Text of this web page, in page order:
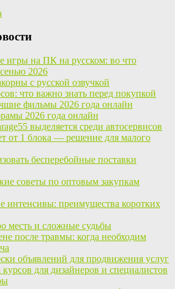
игры на ПК на русском: во что
2026
с русской озвучкой
что важно знать перед покупкой
фильмы 2026 года онлайн
2026 года онлайн
выделяется среди автосервисов
от 1 блока — решение для малого
бесперебойные поставки
советы по оптовым закупкам
интенсивы: преимущества коротких
месть и сложные судьбы
после травмы: когда необходим
объявлений для продвижения услуг
для дизайнеров и специалистов